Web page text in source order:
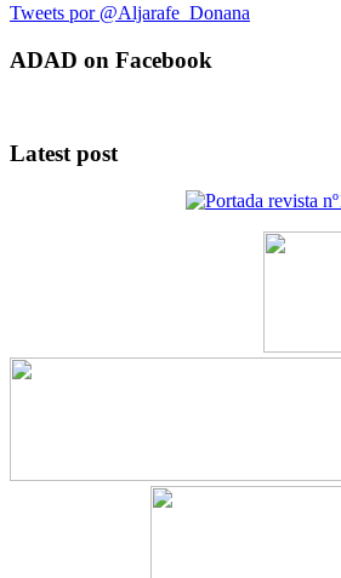
Tweets por @Aljarafe_Donana
ADAD on Facebook
Latest post